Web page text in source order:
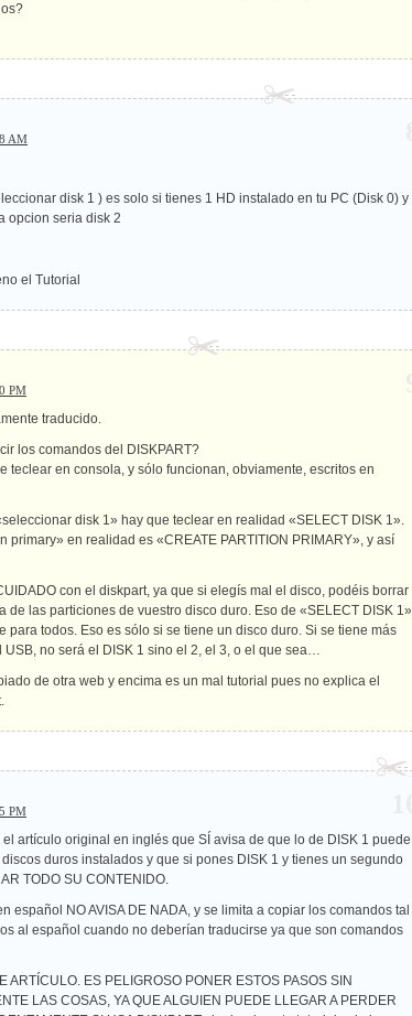
AM
disk 1 ) es solo si tienes 1 HD instalado en tu PC (Disk 0) y
opcion seria disk 2
el Tutorial
PM
traducido.
los comandos del DISKPART?
teclear en consola, y sólo funcionan, obviamente, escritos en
disk 1» hay que teclear en realidad «SELECT DISK 1».
primary» en realidad es «CREATE PARTITION PRIMARY», y así
con el diskpart, ya que si elegís mal el disco, podéis borrar
de las particiones de vuestro disco duro. Eso de «SELECT DISK 1»
para todos. Eso es sólo si se tiene un disco duro. Si se tiene más
no será el DISK 1 sino el 2, el 3, o el que sea…
de otra web y encima es un mal tutorial pues no explica el
PM
artículo original en inglés que SÍ avisa de que lo de DISK 1 puede
duros instalados y que si pones DISK 1 y tienes un segundo
TODO SU CONTENIDO.
español NO AVISA DE NADA, y se limita a copiar los comandos tal
al español cuando no deberían traducirse ya que son comandos
ARTÍCULO. ES PELIGROSO PONER ESTOS PASOS SIN
LAS COSAS, YA QUE ALGUIEN PUEDE LLEGAR A PERDER